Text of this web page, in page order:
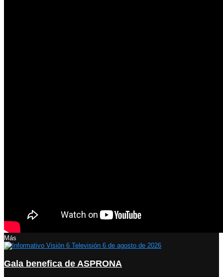
Más
Gala benefica de ASPRONA